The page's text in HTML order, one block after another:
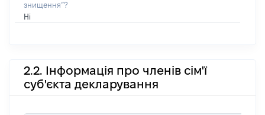
знищення”?
Ні
2.2. Інформація про членів сім'ї
суб'єкта декларування